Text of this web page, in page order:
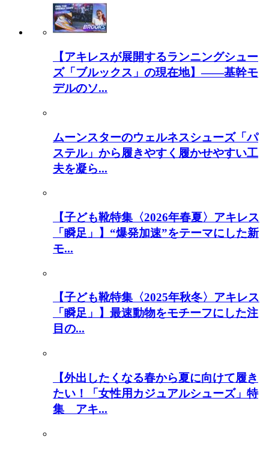
【アキレスが展開するランニングシュー
ズ「ブルックス」の現在地】――基幹モ
デルのソ...
ムーンスターのウェルネスシューズ「パ
ステル」から履きやすく履かせやすい工
夫を凝ら...
【子ども靴特集〈2026年春夏〉アキレス
「瞬足」】“爆発加速”をテーマにした新
モ...
【子ども靴特集〈2025年秋冬〉アキレス
「瞬足」】最速動物をモチーフにした注
目の...
【外出したくなる春から夏に向けて履き
たい！「女性用カジュアルシューズ」特
集 アキ...